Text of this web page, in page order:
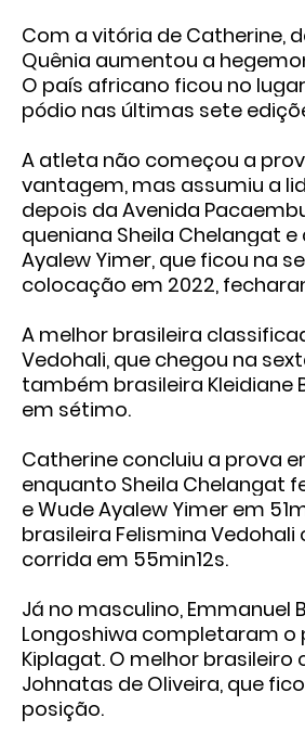
Com a vitória de Catherine,
Quênia aumentou a
O país africano ficou no
pódio nas últimas sete
A atleta não começou a
vantagem, mas assumiu a
depois da Avenida
queniana Sheila Chelangat
Ayalew Yimer, que ficou na
colocação em 2022,
A melhor brasileira
Vedohali, que chegou na
também brasileira Kleidiane
em sétimo.
Catherine concluiu a prova
enquanto Sheila Chelangat
e Wude Ayalew Yimer em
brasileira Felismina
corrida em 55min12s.
Já no masculino, Emmanuel
Longoshiwa completaram o
Kiplagat. O melhor brasileiro
Johnatas de Oliveira, que
posição.